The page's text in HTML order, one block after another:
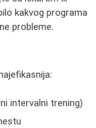
kakvog programa
probleme.
intervalni trening)